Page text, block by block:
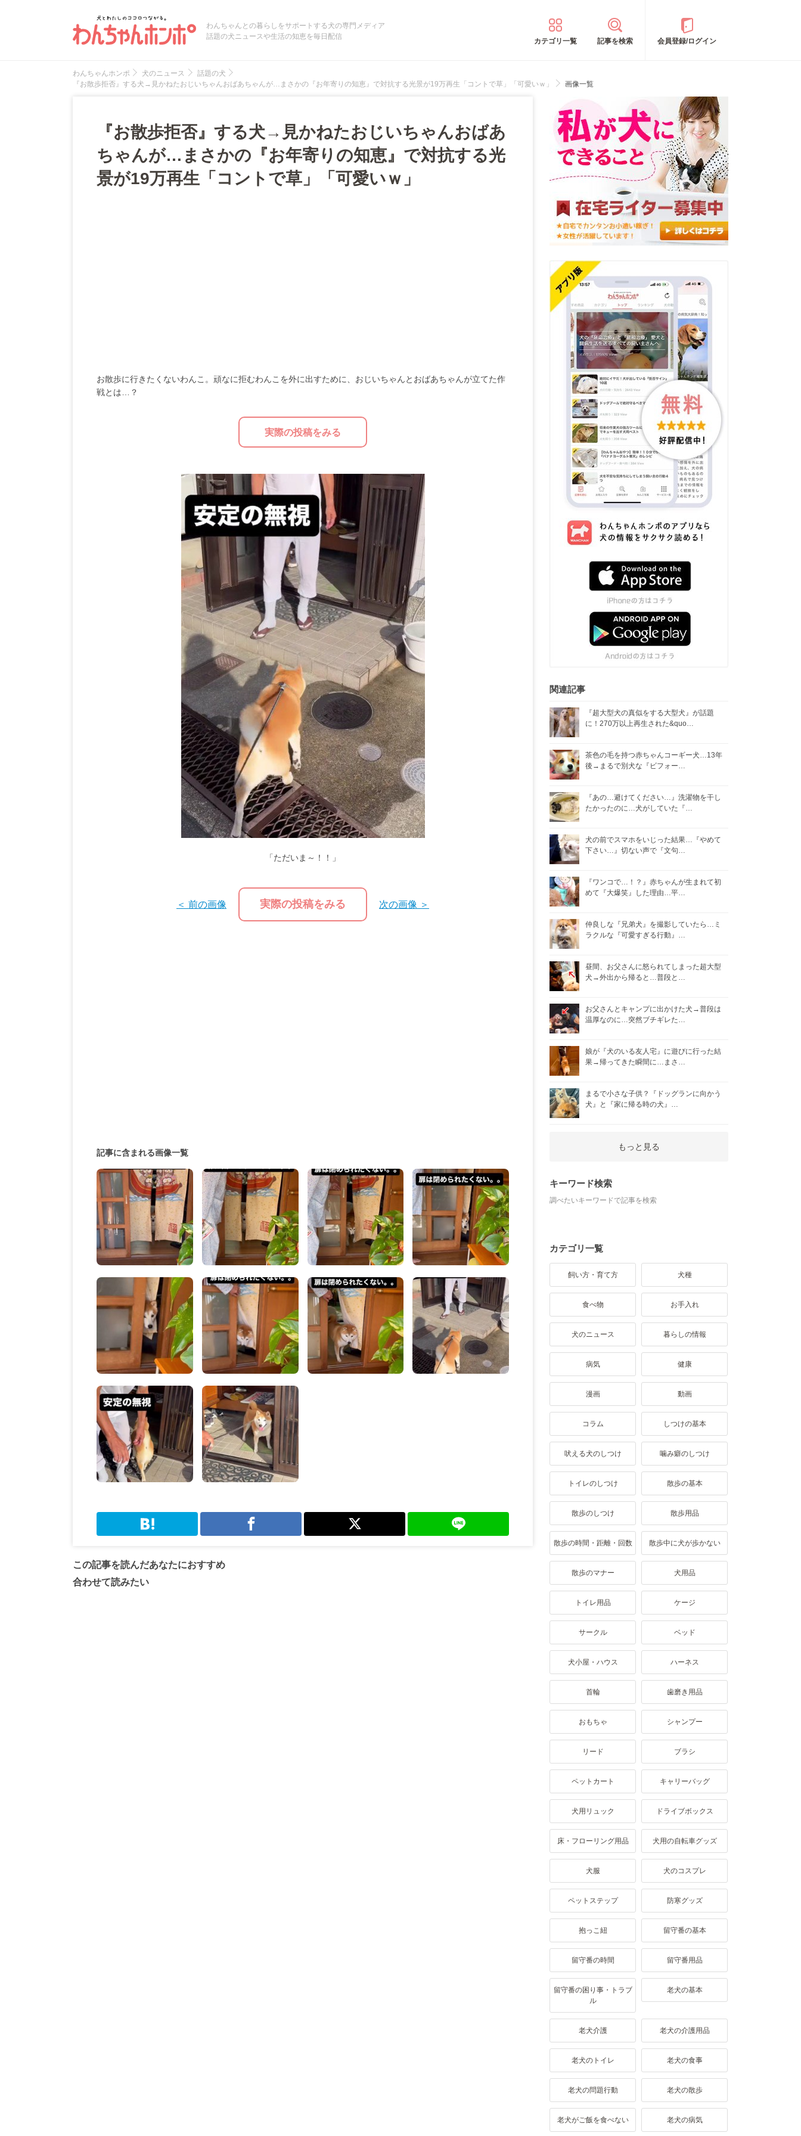
わんちゃんとの暮らしをサポートする犬の専門メディア
話題の犬ニュースや生活の知恵を毎日配信
カテゴリ一覧 記事を検索 会員登録/ログイン
わんちゃんホンポ 犬のニュース
話題の犬
『お散歩拒否』する犬→見かねたおじいちゃんおばあちゃんが…まさかの『お年寄りの知恵』で対抗する光景が19万再生「コントで草」「可愛いｗ」
画像一覧
『お散歩拒否』する犬→見かねたおじいちゃんおばあ
ちゃんが…まさかの『お年寄りの知恵』で対抗する光
景が19万再生「コントで草」「可愛いｗ」
お散歩に行きたくないわんこ。頑なに拒むわんこを外に出すために、おじいちゃんとおばあちゃんが立てた作
戦とは…？
実際の投稿をみる
「ただいま～！！」
＜ 前の画像 実際の投稿をみる 次の画像 ＞
記事に含まれる画像一覧
この記事を読んだあなたにおすすめ
合わせて読みたい
関連記事
『超大型犬の真似をする大型犬』が話題
に！270万以上再生された&quo…
茶色の毛を持つ赤ちゃんコーギー犬…13年
後→まるで別犬な『ビフォー…
『あの…避けてください…』洗濯物を干し
たかったのに…犬がしていた『…
犬の前でスマホをいじった結果…『やめて
下さい…』切ない声で『文句…
『ワンコで…！？』赤ちゃんが生まれて初
めて『大爆笑』した理由…平…
仲良しな『兄弟犬』を撮影していたら…ミ
ラクルな『可愛すぎる行動』…
昼間、お父さんに怒られてしまった超大型
犬→外出から帰ると…普段と…
お父さんとキャンプに出かけた犬→普段は
温厚なのに…突然ブチギレた…
娘が『犬のいる友人宅』に遊びに行った結
果→帰ってきた瞬間に…まさ…
まるで小さな子供？『ドッグランに向かう
犬』と『家に帰る時の犬』…
もっと見る
キーワード検索
調べたいキーワードで記事を検索
カテゴリ一覧
飼い方・育て方 犬種
食べ物 お手入れ
犬のニュース 暮らしの情報
病気 健康
漫画 動画
コラム しつけの基本
吠える犬のしつけ 噛み癖のしつけ
トイレのしつけ 散歩の基本
散歩のしつけ 散歩用品
散歩の時間・距離・回数 散歩中に犬が歩かない
散歩のマナー 犬用品
トイレ用品 ケージ
サークル ベッド
犬小屋・ハウス ハーネス
首輪 歯磨き用品
おもちゃ シャンプー
リード ブラシ
ペットカート キャリーバッグ
犬用リュック ドライブボックス
床・フローリング用品 犬用の自転車グッズ
犬服 犬のコスプレ
ペットステップ 防寒グッズ
抱っこ紐 留守番の基本
留守番の時間 留守番用品
留守番の困り事・トラブ
ル
老犬の基本
老犬介護 老犬の介護用品
老犬のトイレ 老犬の食事
老犬の問題行動 老犬の散歩
老犬がご飯を食べない 老犬の病気